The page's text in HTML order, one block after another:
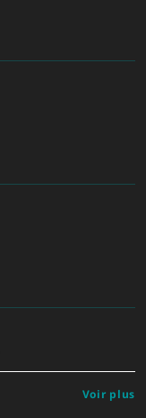
Voir plus